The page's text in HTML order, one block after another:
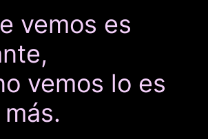
vemos es
vemos lo es